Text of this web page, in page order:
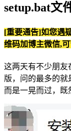
setup.bat文
[重要通告]如您遇
维码加博主微信,
这两天有不少朋友
版，问的最多的就
而是一晃而过，既